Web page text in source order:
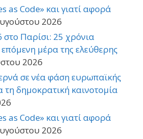
as Code» και γιατί αφορά
2026
Παρίσι: 25 χρόνια
μέρα της ελεύθερης
2026
σε νέα φάση ευρωπαϊκής
τη δημοκρατική καινοτομία
as Code» και γιατί αφορά
2026